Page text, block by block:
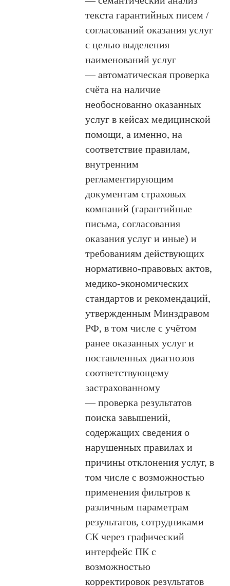
текста гарантийных писем /
согласований оказания услуг
с целью выделения
наименований услуг
— автоматическая проверка
счёта на наличие
необоснованно оказанных
услуг в кейсах медицинской
помощи, а именно, на
соответствие правилам,
внутренним
регламентирующим
документам страховых
компаний (гарантийные
письма, согласования
оказания услуг и иные) и
требованиям действующих
нормативно-правовых актов,
медико-экономических
стандартов и рекомендаций,
утвержденным Минздравом
РФ, в том числе с учётом
ранее оказанных услуг и
поставленных диагнозов
соответствующему
застрахованному
— проверка результатов
поиска завышений,
содержащих сведения о
нарушенных правилах и
причины отклонения услуг, в
том числе с возможностью
применения фильтров к
различным параметрам
результатов, сотрудниками
СК через графический
интерфейс ПК с
возможностью
корректировок результатов